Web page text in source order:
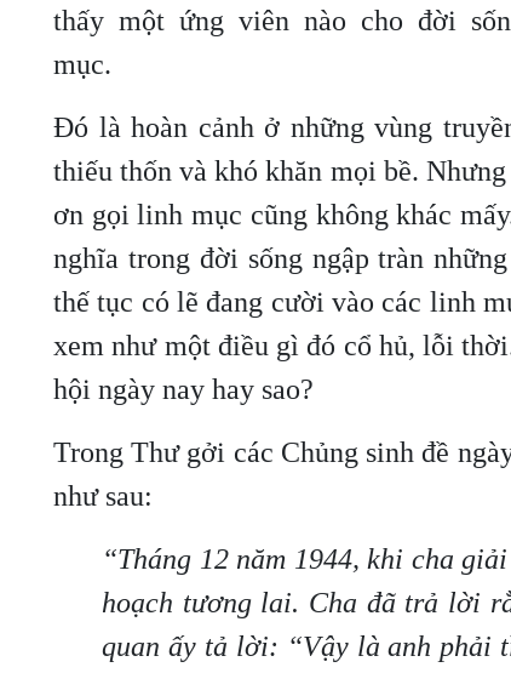
thấy một ứng viên nào cho đời
mục.
Đó là hoàn cảnh ở những vùng
thiếu thốn và khó khăn mọi bề.
ơn gọi linh mục cũng không khác
nghĩa trong đời sống ngập tràn
thế tục có lẽ đang cười vào các linh
xem như một điều gì đó cổ hủ, lỗi
hội ngày nay hay sao?
Trong Thư gởi các Chủng sinh đề
như sau:
“Tháng 12 năm 1944, khi cha
hoạch tương lai. Cha đã trả lời
quan ấy tả lời: “Vậy là anh phải